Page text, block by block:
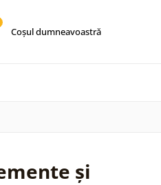
Coşul dumneavoastră
și